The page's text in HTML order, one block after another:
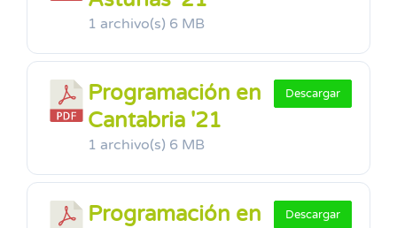
1 archivo(s) 6 MB
Programación en
Cantabria '21
1 archivo(s) 6 MB
Descargar
Programación en
Descargar